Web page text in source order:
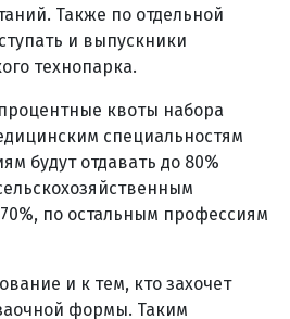
Также по отдельной
и выпускники
технопарка.
квоты набора
специальностям
будут отдавать до 80%
по остальным профессиям
и к тем, кто захочет
формы. Таким